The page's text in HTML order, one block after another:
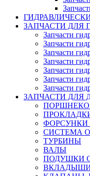
ЗАПЧАСТИ ДЛЯ
Запчасти
Запчасти
Запчасти
Запчасти
Запчасти
Запчасти
Запчасти
ЗАПЧАСТИ ДЛЯ
ФОРСУНКИ
СИСТЕМА
ТУРБИНЫ
ВАЛЫ
ПОДУШКИ